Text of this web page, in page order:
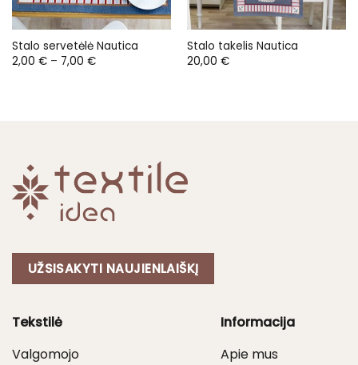
Stalo servetėlė Nautica
2,00 € – 7,00 €Price
Stalo takelis Nautica
20,00 €
UŽSISAKYTI NAUJIENLAIŠKĮ
Tekstilė
Valgomojo
Informacija
Apie mus